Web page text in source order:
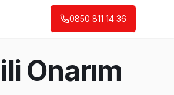
0850 811 14 36
Onarım